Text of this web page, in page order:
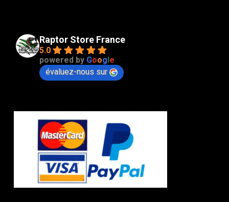
Raptor Store France
5.0
powered by Google
évaluez-nous sur